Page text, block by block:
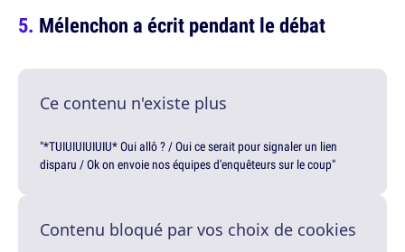
Mélenchon a écrit pendant le débat
Ce contenu n'existe plus
"*TUIUIUIUIUIU* Oui allô ? / Oui ce serait pour signaler un lien
disparu / Ok on envoie nos équipes d'enquêteurs sur le coup"
Contenu bloqué par vos choix de cookies